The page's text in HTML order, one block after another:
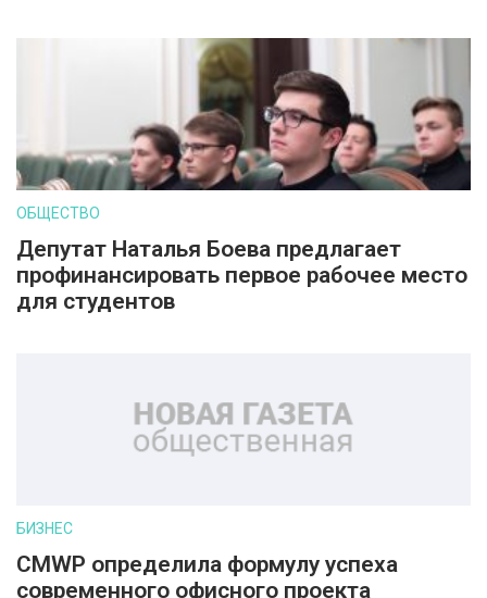
ОБЩЕСТВО
Депутат Наталья Боева предлагает
профинансировать первое рабочее место
для студентов
БИЗНЕС
CMWP определила формулу успеха
современного офисного проекта